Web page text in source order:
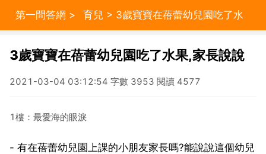
第一問答網 > 育兒 > 3歲寶寶在蓓蕾幼兒園吃了水
果,家長說說
3歲寶寶在蓓蕾幼兒園吃了水果,家長說說
2021-03-04 03:12:54 字數 3953 閱讀 4577
1樓：最愛海的眼淚
- 有在蓓蕾幼兒園上課的小朋友家長嗎?能說說這個幼兒